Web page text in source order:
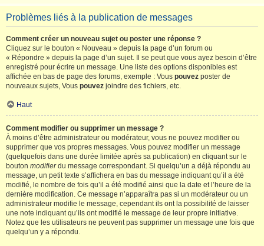
Problèmes liés à la publication de messages
Comment créer un nouveau sujet ou poster une réponse ?
Cliquez sur le bouton « Nouveau » depuis la page d’un forum ou
« Répondre » depuis la page d’un sujet. Il se peut que vous ayez besoin d’être
enregistré pour écrire un message. Une liste des options disponibles est
affichée en bas de page des forums, exemple : Vous pouvez poster de
nouveaux sujets, Vous pouvez joindre des fichiers, etc.
Haut
Comment modifier ou supprimer un message ?
À moins d’être administrateur ou modérateur, vous ne pouvez modifier ou
supprimer que vos propres messages. Vous pouvez modifier un message
(quelquefois dans une durée limitée après sa publication) en cliquant sur le
bouton modifierdu message correspondant. Si quelqu’un a déjà répondu au
message, un petit texte s’affichera en bas du message indiquant qu’il a été
modifié, le nombre de fois qu’il a été modifié ainsi que la date et l’heure de la
dernière modification. Ce message n’apparaîtra pas si un modérateur ou un
administrateur modifie le message, cependant ils ont la possibilité de laisser
une note indiquant qu’ils ont modifié le message de leur propre initiative.
Notez que les utilisateurs ne peuvent pas supprimer un message une fois que
quelqu’un y a répondu.